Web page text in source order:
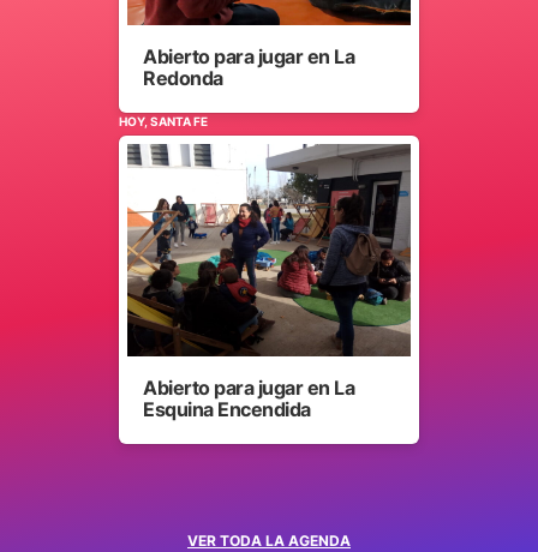
VER TODA LA AGENDA
Abierto para jugar en La
Redonda
HOY, SANTA FE
Abierto para jugar en La
Esquina Encendida